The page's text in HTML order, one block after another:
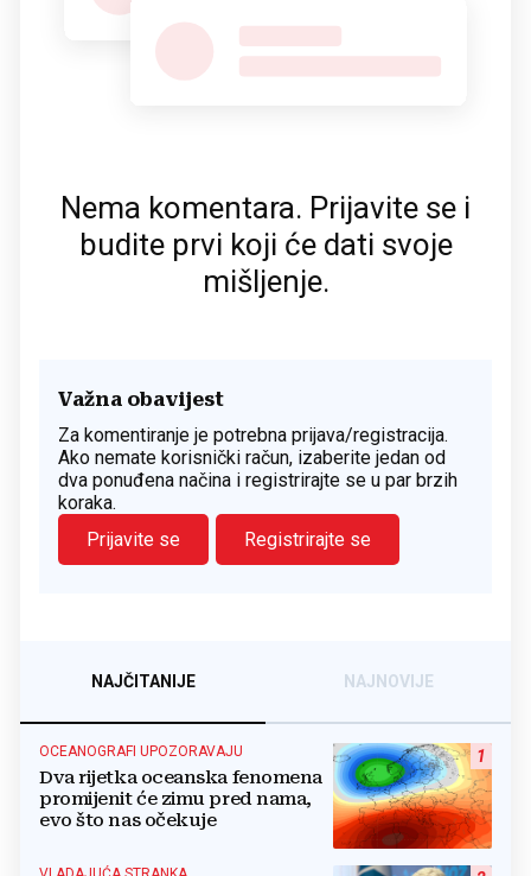
Nema komentara. Prijavite se i
budite prvi koji će dati svoje
mišljenje.
Važna obavijest
Za komentiranje je potrebna prijava/registracija.
Ako nemate korisnički račun, izaberite jedan od
dva ponuđena načina i registrirajte se u par brzih
koraka.
Prijavite se
Registrirajte se
NAJČITANIJE NAJNOVIJE
1
OCEANOGRAFI UPOZORAVAJU
Dva rijetka oceanska fenomena
promijenit će zimu pred nama,
evo što nas očekuje